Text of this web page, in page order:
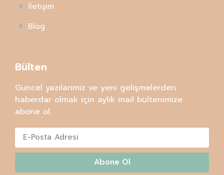
İletişim
Blog
Bülten
Güncel yazılarımız ve yeni gelişmelerden
haberdar olmak için aylık mail bültenimize
abone ol.
Abone Ol